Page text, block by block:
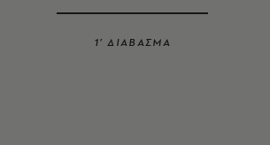
1’ ΔΙΑΒΑΣΜΑ